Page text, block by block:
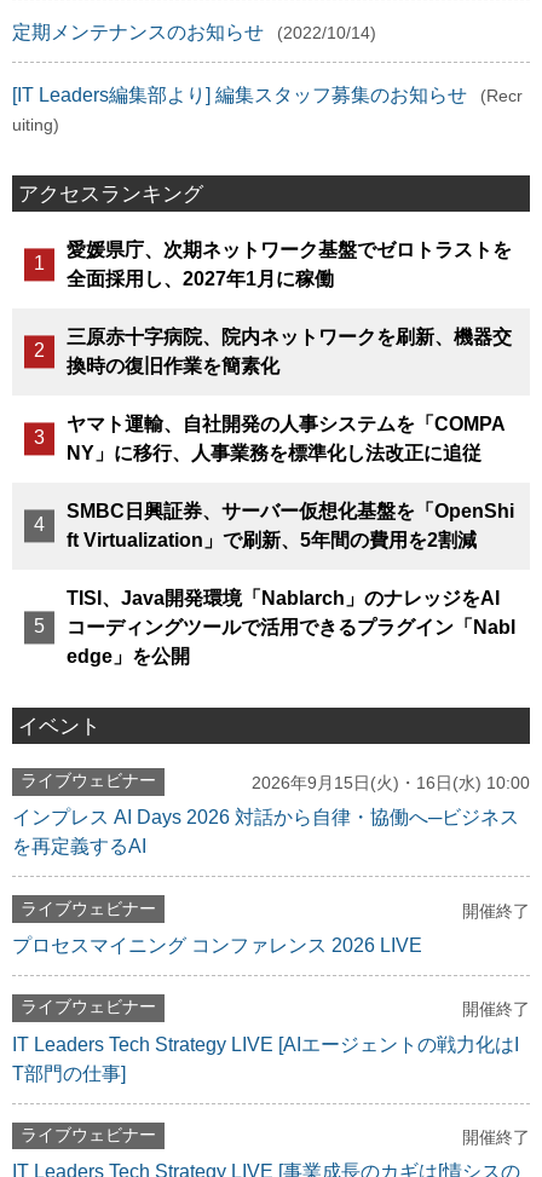
定期メンテナンスのお知らせ (2022/10/14)
[IT Leaders編集部より] 編集スタッフ募集のお知らせ
(Recr
uiting)
アクセスランキング
愛媛県庁、次期ネットワーク基盤でゼロトラストを
全面採用し、2027年1月に稼働
三原赤十字病院、院内ネットワークを刷新、機器交
換時の復旧作業を簡素化
ヤマト運輸、自社開発の人事システムを「COMPA
NY」に移行、人事業務を標準化し法改正に追従
SMBC日興証券、サーバー仮想化基盤を「OpenShi
ft Virtualization」で刷新、5年間の費用を2割減
TISI、Java開発環境「Nablarch」のナレッジをAI
コーディングツールで活用できるプラグイン「Nabl
edge」を公開
イベント
ライブウェビナー 2026年9月15日(火)・16日(水) 10:00
インプレス AI Days 2026 対話から自律・協働へ─ビジネス
を再定義するAI
ライブウェビナー 開催終了
プロセスマイニング コンファレンス 2026 LIVE
ライブウェビナー 開催終了
IT Leaders Tech Strategy LIVE [AIエージェントの戦力化はI
T部門の仕事]
ライブウェビナー 開催終了
IT Leaders Tech Strategy LIVE [事業成長のカギは[情シスの